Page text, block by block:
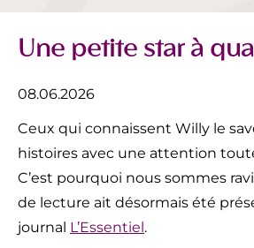
Une petite star à
08.06.2026
Ceux qui connaissent Willy le
histoires avec une attention
C’est pourquoi nous sommes
de lecture ait désormais été
journal L’Essentiel .